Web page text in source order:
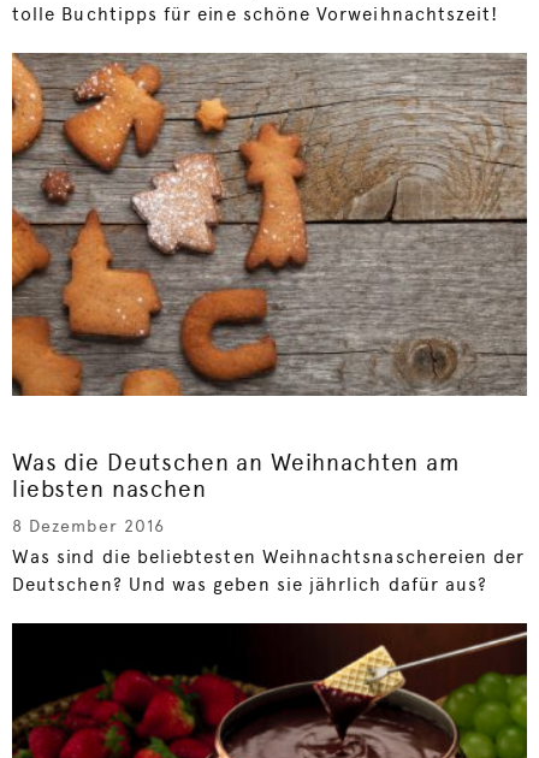
tolle Buchtipps für eine schöne Vorweihnachtszeit!
Was die Deutschen an Weihnachten am
liebsten naschen
8 Dezember 2016
Was sind die beliebtesten Weihnachtsnaschereien der
Deutschen? Und was geben sie jährlich dafür aus?